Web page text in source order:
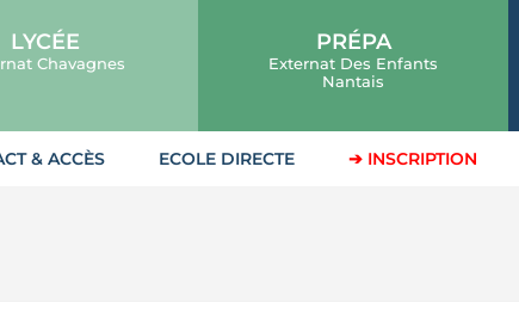
LYCÉE
Chavagnes
PRÉPA
Externat Des Enfants
Nantais
& ACCÈS ECOLE DIRECTE ➔ INSCRIPTION